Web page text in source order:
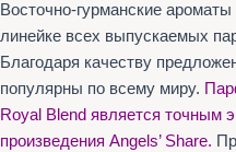
Восточно-гурманские
линейке всех выпускаемых
Благодаря качеству
популярны по всему миру.
Royal Blend является точным
произведения Angels’ Share.